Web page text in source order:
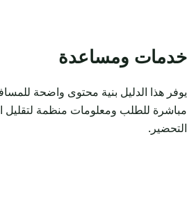
خدمات ومساعدة
يوفر هذا الدليل بنية محتوى واضحة
مباشرة للطلب ومعلومات منظمة لتقليل
التحضير.